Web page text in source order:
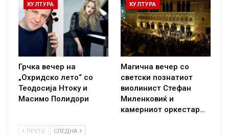
КУЛТУРА
Грчка вечер на
„Охридско лето“ со
Теодосија Нтоку и
Масимо Полидори
КУЛТУРА
Магична вечер со
светски познатиот
виолинист Стефан
Миленковиќ и
камерниот оркестар…
ПРЕТХ СЛЕДНА